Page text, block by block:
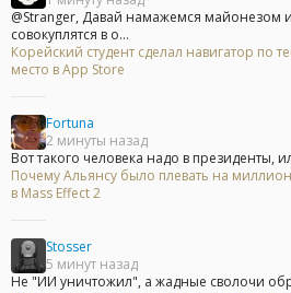
@Stranger, Давай намажемся майонезом
совокуплятся в о...
Корейский студент сделал навигатор по
место в App Store
Fortuna
2 минуты назад
Вот такого человека надо в президенты,
Почему Альянсу было плевать на
в Mass Effect 2
Stosser
5 минут назад
Не "ИИ уничтожил", а жадные сволочи